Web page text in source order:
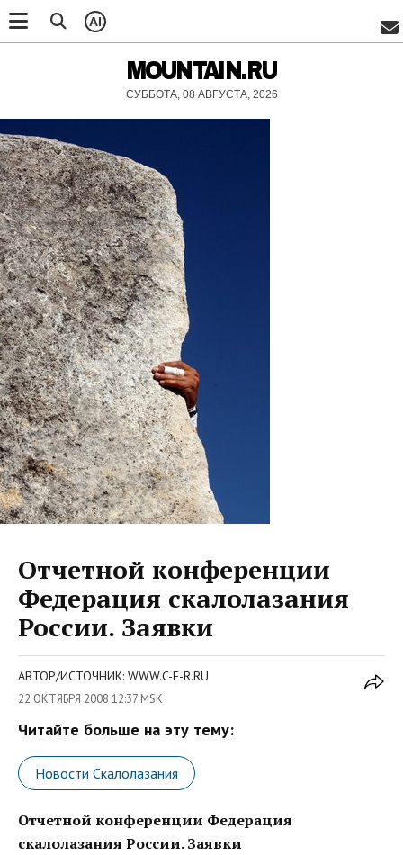
AI
MOUNTAIN.RU
СУББОТА, 08 АВГУСТА, 2026
Отчетной конференции
Федерация скалолазания
России. Заявки
АВТОР/ИСТОЧНИК: WWW.C-F-R.RU
22 ОКТЯБРЯ 2008 12:37 MSK
Читайте больше на эту тему:
Новости Скалолазания
Отчетной конференции Федерация
скалолазания России. Заявки